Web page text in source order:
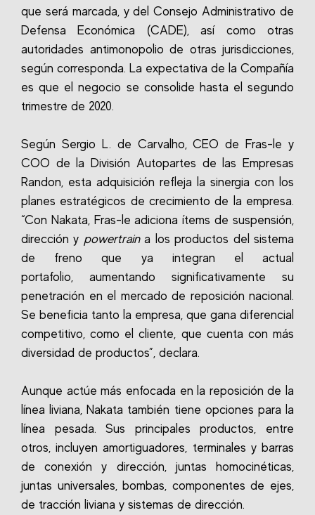
que será marcada, y del Consejo Administrativo de
Defensa Económica (CADE), así como otras
autoridades antimonopolio de otras jurisdicciones,
según corresponda. La expectativa de la Compañía
es que el negocio se consolide hasta el segundo
trimestre de 2020.
Según Sergio L. de Carvalho, CEO de Fras-le y
COO de la División Autopartes de las Empresas
Randon, esta adquisición refleja la sinergia con los
planes estratégicos de crecimiento de la empresa.
“Con Nakata, Fras-le adiciona ítems de suspensión,
dirección y powertraina los productos del sistema
de freno que ya integran el actual
portafolio, aumentando significativamente su
penetración en el mercado de reposición nacional.
Se beneficia tanto la empresa, que gana diferencial
competitivo, como el cliente, que cuenta con más
diversidad de productos”, declara.
Aunque actúe más enfocada en la reposición de la
línea liviana, Nakata también tiene opciones para la
línea pesada.
Sus principales productos, entre
otros, incluyen amortiguadores, terminales y barras
de conexión y dirección, juntas homocinéticas,
juntas universales, bombas, componentes de ejes,
de tracción liviana y sistemas de dirección.